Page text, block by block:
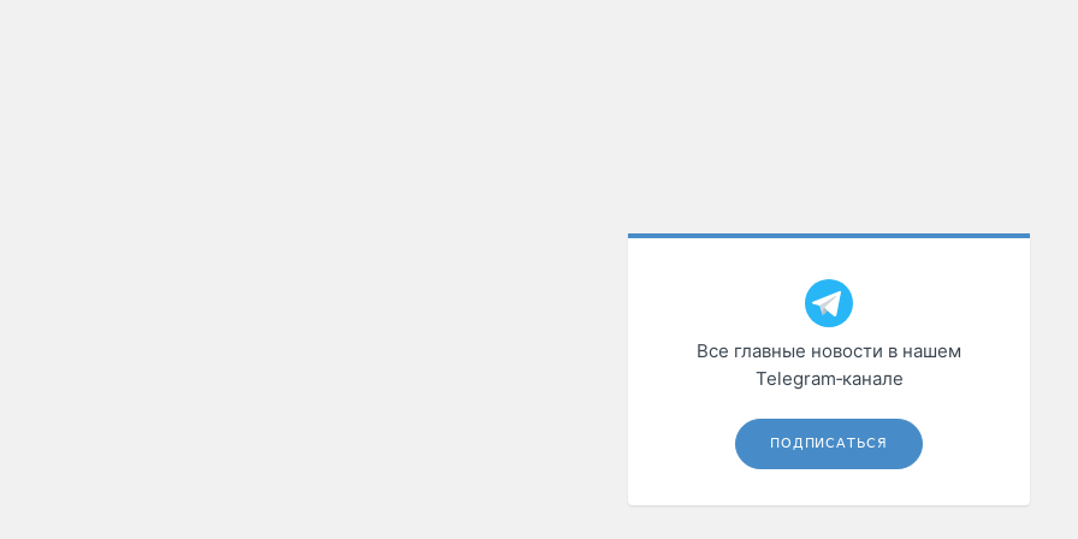
Все главные новости в нашем
Telegram‑канале
ПОДПИСАТЬСЯ